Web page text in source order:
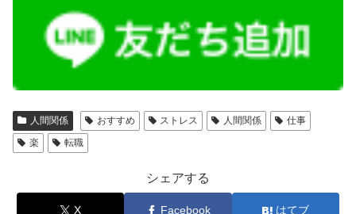
人間関係 おすすめ ストレス 人間関係
仕事
楽
転職
シェアする
X Facebook はてブ